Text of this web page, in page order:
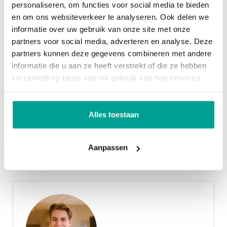
personaliseren, om functies voor social media te bieden
en om ons websiteverkeer te analyseren. Ook delen we
informatie over uw gebruik van onze site met onze
partners voor social media, adverteren en analyse. Deze
partners kunnen deze gegevens combineren met andere
informatie die u aan ze heeft verstrekt of die ze hebben
verzameld op basis van uw gebruik van hun services.
Alles toestaan
Aanpassen
Of misschien wel een keukeneiland! Allemaal
mogelijkheden om bij weg te dromen.
Op de 1e verdieping treffen we drie royale
slaapkamers en een complete badkamer aan. De
mogelijkheid om hier nog extra ruimtes te
realiseren. Een hobbykamer? Een werkkamer? Er is
hebben (EPC=0); dat betekent dat de woningen,
onder meer door de aanwezige zonnepanelen en
bodemwarmtepomp, zeer energiezuinig &
Bergruimte
Garage Geen garage
Overig